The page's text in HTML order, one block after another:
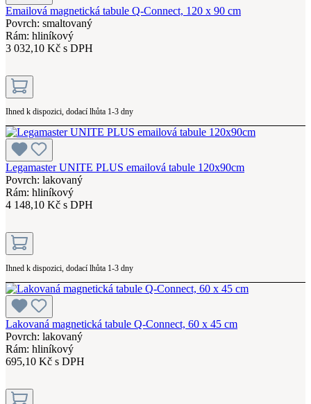
Emailová magnetická tabule Q-Connect, 120 x 90 cm
Povrch: smaltovaný
Rám: hliníkový
3 032,10 Kč s DPH
Ihned k dispozici, dodací lhůta 1-3 dny
Legamaster UNITE PLUS emailová tabule 120x90cm
Povrch: lakovaný
Rám: hliníkový
4 148,10 Kč s DPH
Ihned k dispozici, dodací lhůta 1-3 dny
Lakovaná magnetická tabule Q-Connect, 60 x 45 cm
Povrch: lakovaný
Rám: hliníkový
695,10 Kč s DPH